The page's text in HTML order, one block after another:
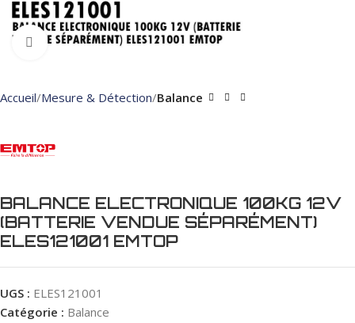
Click to enlarge
Accueil Mesure & Détection Balance
BALANCE ELECTRONIQUE 100KG 12V
(BATTERIE VENDUE SÉPARÉMENT)
ELES121001 EMTOP
UGS : ELES121001
Catégorie : Balance